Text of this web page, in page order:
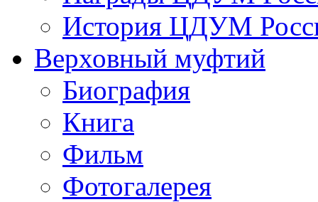
История ЦДУМ
Верховный муфтий
Биография
Книга
Фильм
Фотогалерея